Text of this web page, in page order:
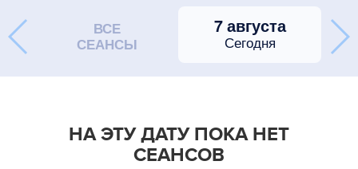
ВСЕ
СЕАНСЫ
7 августа
Сегодня
НА ЭТУ ДАТУ ПОКА НЕТ
СЕАНСОВ